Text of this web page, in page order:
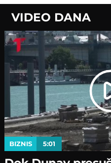
VIDEO DANA
BIZNIS 5:01